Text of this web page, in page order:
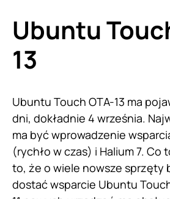
Ubuntu
13
Ubuntu Touch OTA-13 ma
dni, dokładnie 4 września.
ma być wprowadzenie
(rychło w czas) i Halium 7. Co
to, że o wiele nowsze sprzęty
dostać wsparcie Ubuntu